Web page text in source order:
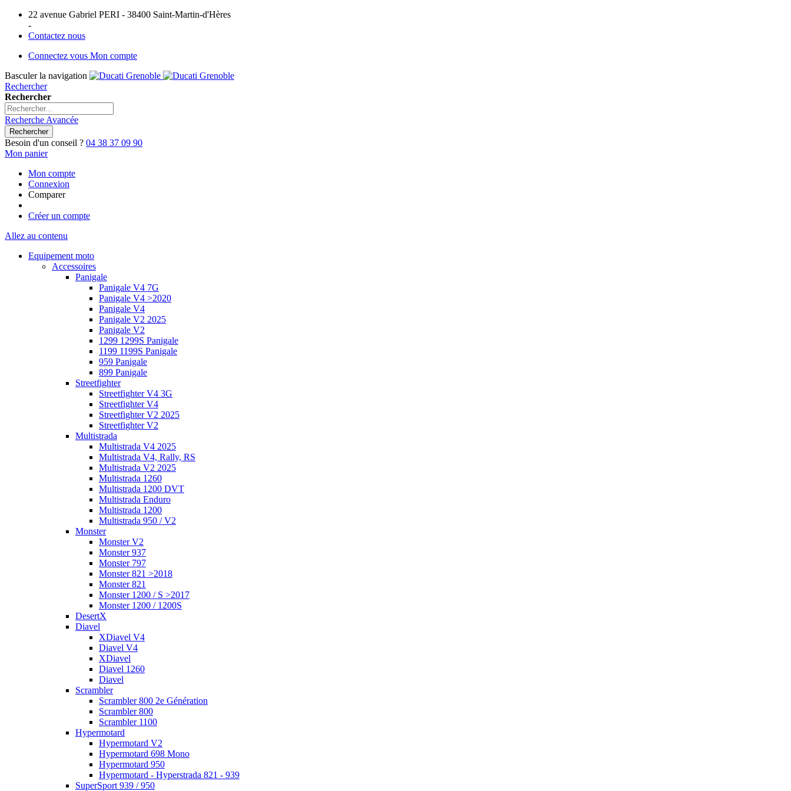
22 avenue Gabriel PERI - 38400 Saint-Martin-d'Hères
-
Contactez nous
Connectez vous Mon compte
Basculer la navigation
Rechercher
Rechercher
Recherche Avancée
Rechercher
Besoin d'un conseil ? 04 38 37 09 90
Mon panier
Mon compte
Connexion
Comparer
Créer un compte
Allez au contenu
Equipement moto
Accessoires
Panigale
Panigale V4 7G
Panigale V4 >2020
Panigale V4
Panigale V2 2025
Panigale V2
1299 1299S Panigale
1199 1199S Panigale
959 Panigale
899 Panigale
Streetfighter
Streetfighter V4 3G
Streetfighter V4
Streetfighter V2 2025
Streetfighter V2
Multistrada
Multistrada V4 2025
Multistrada V4, Rally, RS
Multistrada V2 2025
Multistrada 1260
Multistrada 1200 DVT
Multistrada Enduro
Multistrada 1200
Multistrada 950 / V2
Monster
Monster V2
Monster 937
Monster 797
Monster 821 >2018
Monster 821
Monster 1200 / S >2017
Monster 1200 / 1200S
DesertX
Diavel
XDiavel V4
Diavel V4
XDiavel
Diavel 1260
Diavel
Scrambler
Scrambler 800 2e Génération
Scrambler 800
Scrambler 1100
Hypermotard
Hypermotard V2
Hypermotard 698 Mono
Hypermotard 950
Hypermotard - Hyperstrada 821 - 939
SuperSport 939 / 950